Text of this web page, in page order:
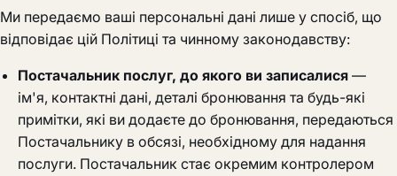
Ми передаємо ваші персональні дані лише у спосіб, що
відповідає цій Політиці та чинному законодавству:
Постачальник послуг, до якого ви записалися —
ім'я, контактні дані, деталі бронювання та будь-які
примітки, які ви додаєте до бронювання, передаються
Постачальнику в обсязі, необхідному для надання
послуги. Постачальник стає окремим контролером